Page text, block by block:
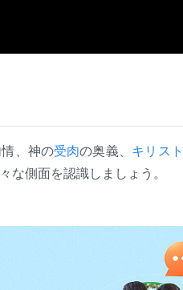
、神の受肉の奥義、 キリスト
な側面を認識しましょう。